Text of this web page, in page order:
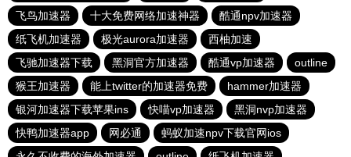
飞鸟加速器
十大免费网络加速神器
酷通npv加速器
纸飞机加速器
极光aurora加速器
西柚加速
飞驰加速器下载
黑洞官方加速器 酷通vp加速器
outline
猴王加速器
能上twitter的加速器免费
hammer加速器
银河加速器下载苹果ins
快喵vp加速器
黑洞nvp加速器
快鸭加速器app
网必通
蚂蚁加速npv下载官网ios